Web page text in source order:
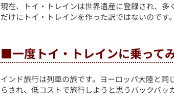
現在、トイ・トレインは世界遺産に登録され、
だけにトイ・トレインを作った訳ではないのです。
■一度トイ・トレインに乗って
インド旅行は列車の旅です。ヨーロッパ大陸と
らされ、低コストで旅行しようと思うバックパッ